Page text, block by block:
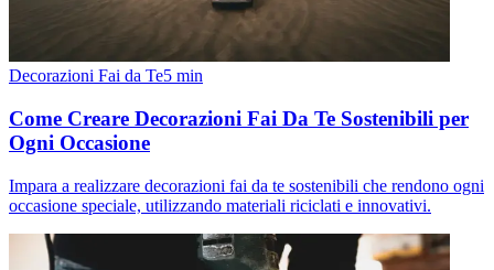
Decorazioni Fai da Te5 min
Come Creare Decorazioni Fai Da Te Sostenibili per
Ogni Occasione
Impara a realizzare decorazioni fai da te sostenibili che rendono ogni
occasione speciale, utilizzando materiali riciclati e innovativi.